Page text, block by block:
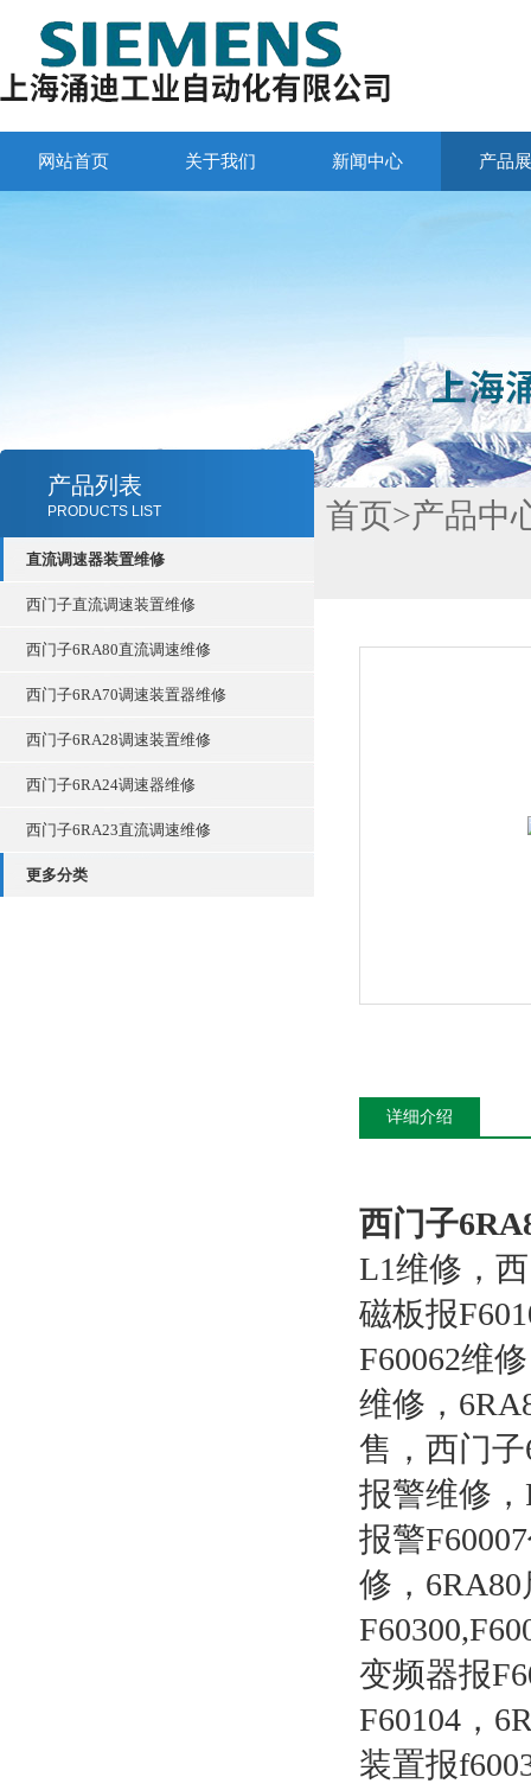
网站首页 关于我们 新闻中心 产品
产品列表
PRODUCTS LIST
直流调速器装置维修
西门子直流调速装置维修
西门子6RA80直流调速维修
西门子6RA70调速装置器维修
西门子6RA28调速装置维修
西门子6RA24调速器维修
西门子6RA23直流调速维修
更多分类
首页>产品中
详细介绍
西门子
L1维修，
磁板报
F60062维
维修，
售，西门
报警维修，
报警
修，6RA80
变频器报
F60104，
装置报